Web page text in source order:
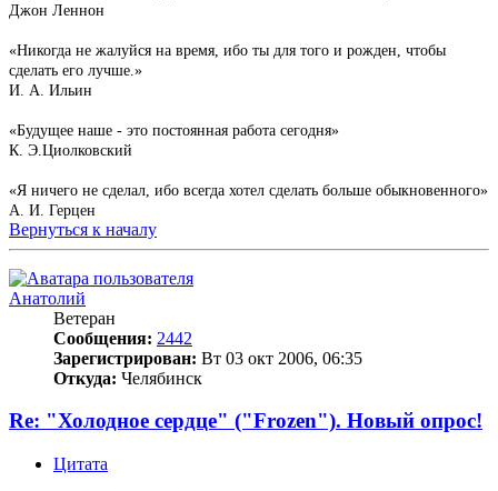
Джон Леннон
«Никогда не жалуйся на время, ибо ты для того и рожден, чтобы
сделать его лучше.»
И. А. Ильин
«Будущее наше - это постоянная работа сегодня»
К. Э.Циолковский
«Я ничего не сделал, ибо всегда хотел сделать больше обыкновенного»
А. И. Герцен
Вернуться к началу
Анатолий
Ветеран
Сообщения: 2442
Зарегистрирован: Вт 03 окт 2006, 06:35
Откуда: Челябинск
Re: "Холодное сердце" ("Frozen"). Новый опрос!
Цитата